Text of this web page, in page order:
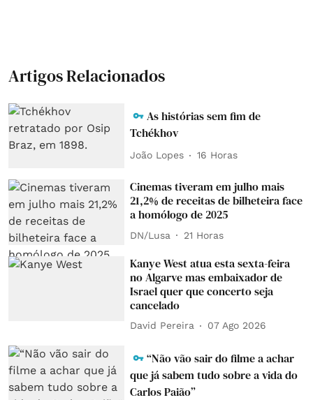
Artigos Relacionados
As histórias sem fim de
Tchékhov
João Lopes 16 Horas
Cinemas tiveram em julho mais
21,2% de receitas de bilheteira face
a homólogo de 2025
DN/Lusa 21 Horas
Kanye West atua esta sexta-feira
no Algarve mas embaixador de
Israel quer que concerto seja
cancelado
David Pereira 07 Ago 2026
“Não vão sair do filme a achar
que já sabem tudo sobre a vida do
Carlos Paião”